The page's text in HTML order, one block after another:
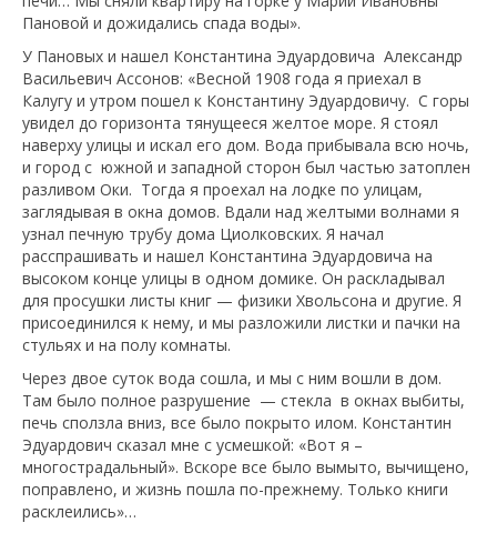
Пановой и дожидались спада воды».
У Пановых и нашел Константина Эдуардовича Александр
Васильевич Ассонов: «Весной 1908 года я приехал в
Калугу и утром пошел к Константину Эдуардовичу. С горы
увидел до горизонта тянущееся желтое море. Я стоял
наверху улицы и искал его дом. Вода прибывала всю ночь,
и город с южной и западной сторон был частью затоплен
разливом Оки. Тогда я проехал на лодке по улицам,
заглядывая в окна домов. Вдали над желтыми волнами я
узнал печную трубу дома Циолковских. Я начал
расспрашивать и нашел Константина Эдуардовича на
высоком конце улицы в одном домике. Он раскладывал
для просушки листы книг — физики Хвольсона и другие. Я
присоединился к нему, и мы разложили листки и пачки на
стульях и на полу комнаты.
Через двое суток вода сошла, и мы с ним вошли в дом.
Там было полное разрушение — стекла в окнах выбиты,
печь сползла вниз, все было покрыто илом. Константин
Эдуардович сказал мне с усмешкой: «Вот я –
многострадальный». Вскоре все было вымыто, вычищено,
поправлено, и жизнь пошла по-прежнему. Только книги
расклеились»…